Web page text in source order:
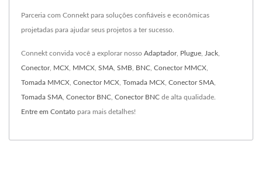
Parceria com Connekt para soluções confiáveis e econômicas
projetadas para ajudar seus projetos a ter sucesso.
Connekt convida você a explorar nosso Adaptador, Plugue Jack
Conector, MCX MMCX SMA SMB BNC Conector MMCX
Tomada MMCX Conector MCX Tomada MCX Conector SMA
Tomada SMA Conector BNC Conector BNC de alta qualidade.
Entre em Contato para mais detalhes!